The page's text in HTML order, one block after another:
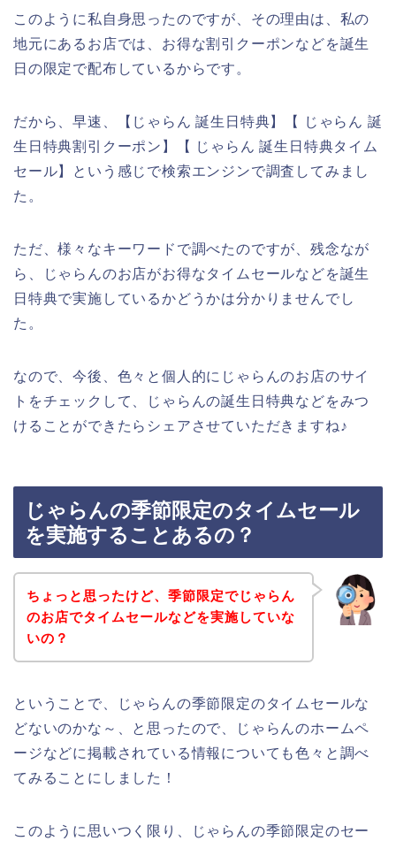
このように私自身思ったのですが、その理由は、私の
地元にあるお店では、お得な割引クーポンなどを誕生
日の限定で配布しているからです。
だから、早速、【じゃらん 誕生日特典】【 じゃらん 誕
生日特典割引クーポン】【 じゃらん 誕生日特典タイム
セール】という感じで検索エンジンで調査してみまし
た。
ただ、様々なキーワードで調べたのですが、残念なが
ら、じゃらんのお店がお得なタイムセールなどを誕生
日特典で実施しているかどうかは分かりませんでし
た。
なので、今後、色々と個人的にじゃらんのお店のサイ
トをチェックして、じゃらんの誕生日特典などをみつ
けることができたらシェアさせていただきますね♪
じゃらんの季節限定のタイムセール
を実施することあるの？
ちょっと思ったけど、季節限定でじゃらん
のお店でタイムセールなどを実施していな
いの？
ということで、じゃらんの季節限定のタイムセールな
どないのかな～、と思ったので、じゃらんのホームペ
ージなどに掲載されている情報についても色々と調べ
てみることにしました！
このように思いつく限り、じゃらんの季節限定のセー